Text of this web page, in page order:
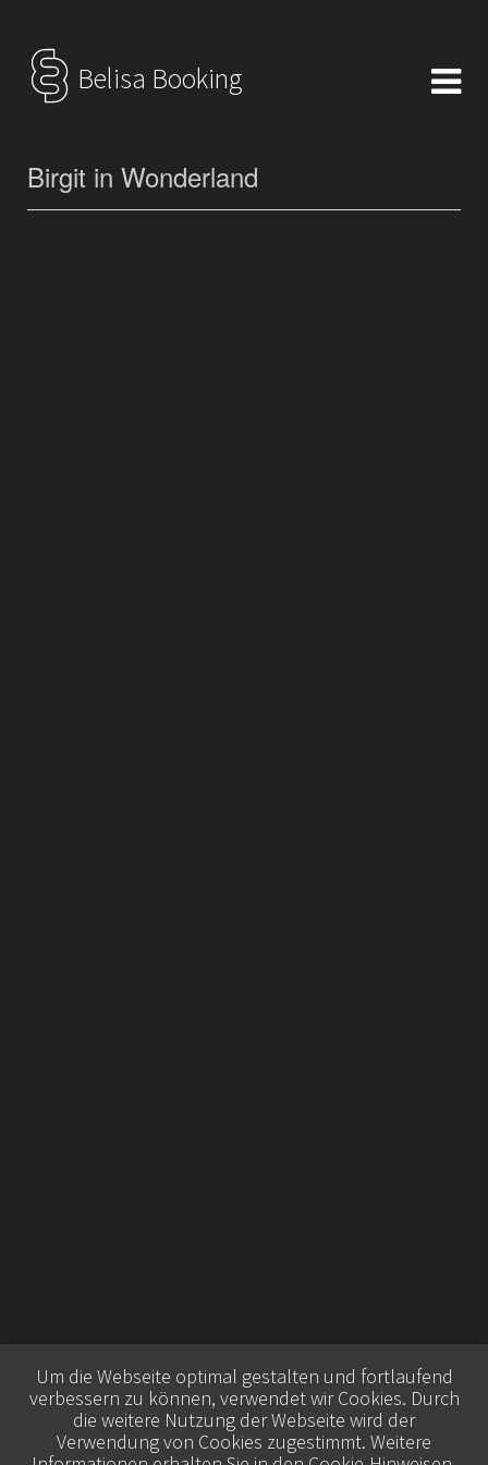
Belisa Booking
Birgit in Wonderland
Um die Webseite optimal gestalten und fortlaufend
verbessern zu können, verwendet wir Cookies. Durch
die weitere Nutzung der Webseite wird der
Verwendung von Cookies zugestimmt. Weitere